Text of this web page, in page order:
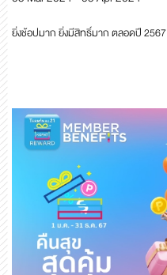
ยิ่งช้อปมาก ยิ่งมีสิทธิ์มาก ตลอดปี 2567